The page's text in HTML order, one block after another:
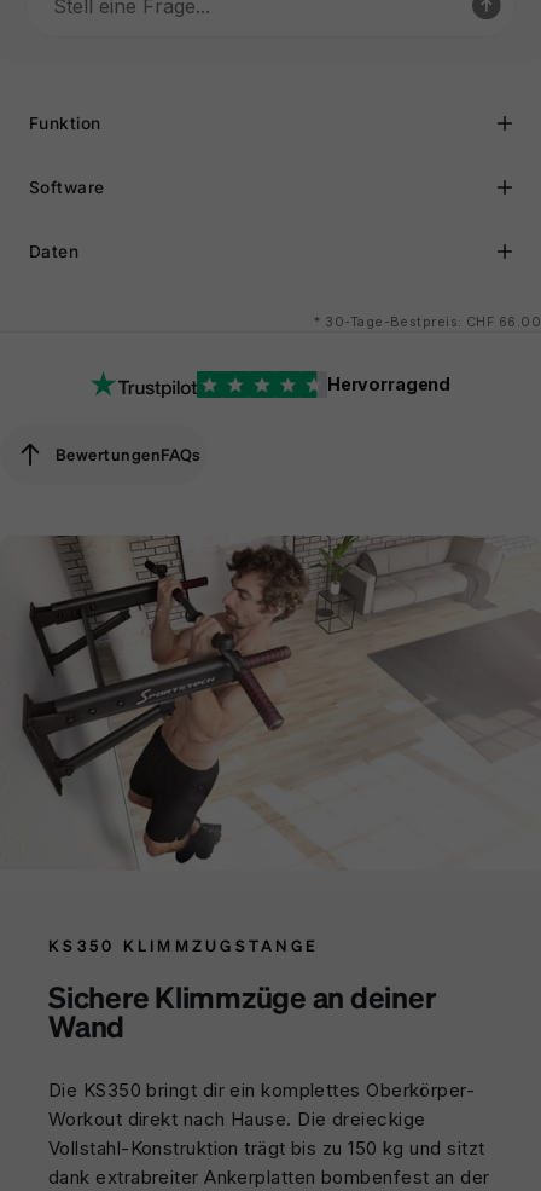
Funktion
Software
Daten
* 30-Tage-Bestpreis: CHF 66.00
Hervorragend
BewertungenFAQs
KS350 KLIMMZUGSTANGE
Sichere Klimmzüge an deiner
Wand
Die KS350 bringt dir ein komplettes Oberkörper-
Workout direkt nach Hause. Die dreieckige
Vollstahl-Konstruktion trägt bis zu 150 kg und sitzt
dank extrabreiter Ankerplatten bombenfest an der